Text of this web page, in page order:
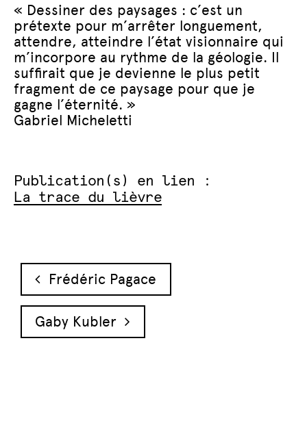
« Dessiner des paysages : c’est un
prétexte pour m’arrêter longuement,
attendre, atteindre l’état visionnaire qui
m’incorpore au rythme de la géologie. Il
suffirait que je devienne le plus petit
fragment de ce paysage pour que je
gagne l’éternité. »
Gabriel Micheletti
Publication(s) en lien :
La trace du lièvre
Navigation des articles
Frédéric Pagace
Gaby Kubler